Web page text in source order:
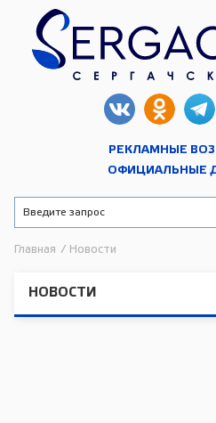
РЕКЛАМНЫЕ
ОФИЦИАЛЬНЫЕ
Главная / Новости
НОВОСТИ